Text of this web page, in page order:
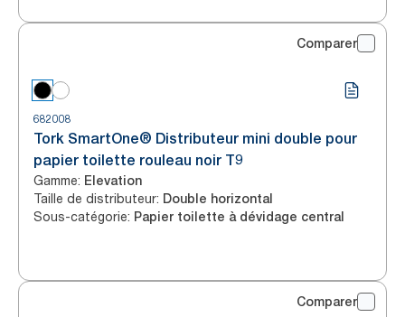
Comparer
682008
Tork SmartOne® Distributeur mini double pour
papier toilette rouleau noir T9
Gamme: Elevation
Taille de distributeur: Double horizontal
Sous-catégorie: Papier toilette à dévidage central
Comparer